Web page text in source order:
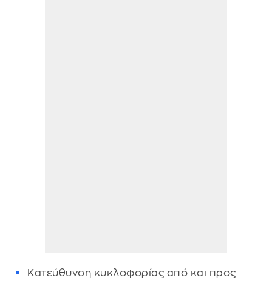
Κατεύθυνση κυκλοφορίας από και προς